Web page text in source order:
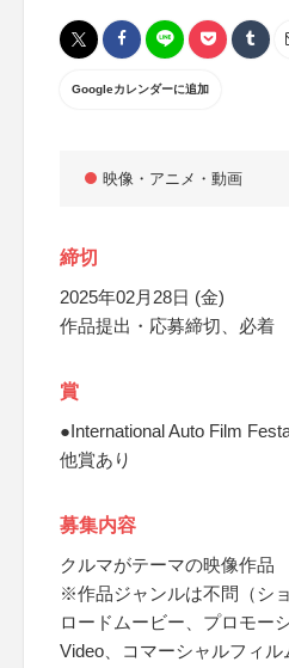
Googleカレンダーに追加
映像・アニメ・動画
締切
2025年02月28日 (金)
作品提出・応募締切、必着
賞
●International Auto Film
他賞あり
募集内容
クルマがテーマの映像作品
※作品ジャンルは不問（シ
ロードムービー、プロモー
Video、コマーシャルフィル